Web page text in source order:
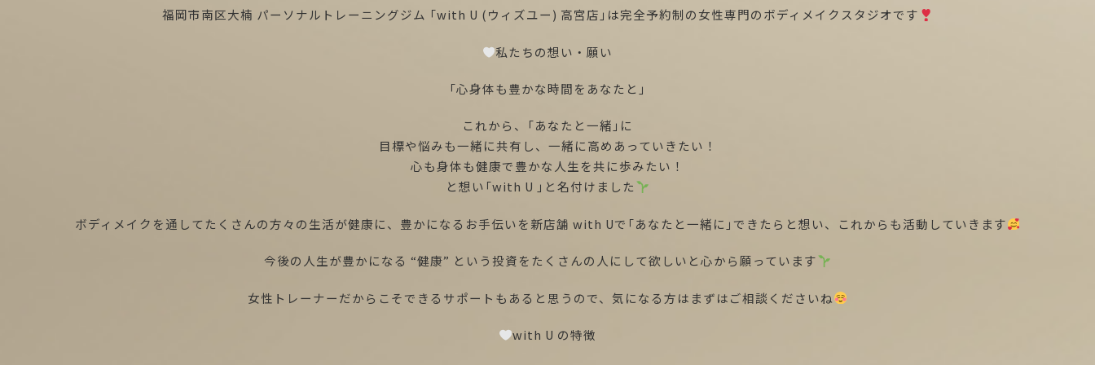
福岡市南区大楠 パーソナルトレーニングジム 「with U (ウィズユー) 高宮店」は完全予約制の女性専門のボディメイクスタジオです
私たちの想い・願い
「心身体も豊かな時間をあなたと」
これから、「あなたと一緒」に
目標や悩みも一緒に共有し、一緒に高めあっていきたい！
心も身体も健康で豊かな人生を共に歩みたい！
と想い「with U 」と名付けました
ボディメイクを通してたくさんの方々の生活が健康に、豊かになるお手伝いを新店舗 with Uで「あなたと一緒に」できたらと想い、これからも活動していきます
今後の人生が豊かになる “健康” という投資をたくさんの人にして欲しいと心から願っています
女性トレーナーだからこそできるサポートもあると思うので、気になる方はまずはご相談くださいね
with U の特徴